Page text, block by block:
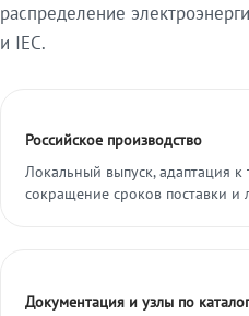
распределение
и IEC.
Российское производство
Локальный выпуск, адаптация
сокращение сроков поставки и
Документация и узлы по